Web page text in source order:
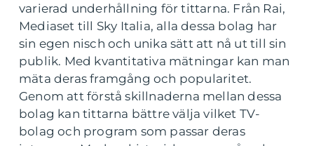
varierad underhållning för tittarna. Från Rai,
Mediaset till Sky Italia, alla dessa bolag har
sin egen nisch och unika sätt att nå ut till sin
publik. Med kvantitativa mätningar kan man
mäta deras framgång och popularitet.
Genom att förstå skillnaderna mellan dessa
bolag kan tittarna bättre välja vilket TV-
bolag och program som passar deras